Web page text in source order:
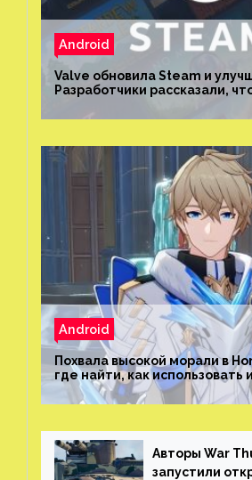
Android
Valve обновила Steam и
Разработчики рассказали,
Android
Похвала высокой морали в
где найти, как использовать
скрытые достижения
Авторы War
запустили